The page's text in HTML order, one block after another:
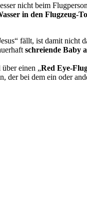
nicht beim
in den Flugzeug-
fällt, ist damit nicht
schreiende Baby
einen „Red Eye-
der bei dem ein oder